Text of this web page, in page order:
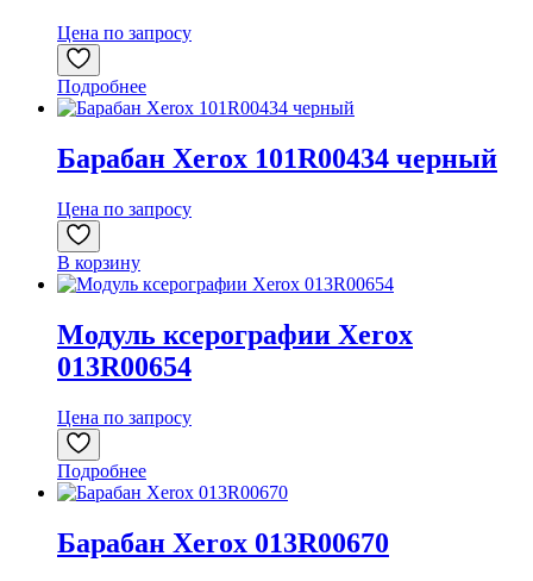
Цена по запросу
Подробнее
Барабан Xerox 101R00434 черный
Цена по запросу
В корзину
Модуль ксерографии Xerox
013R00654
Цена по запросу
Подробнее
Барабан Xerox 013R00670